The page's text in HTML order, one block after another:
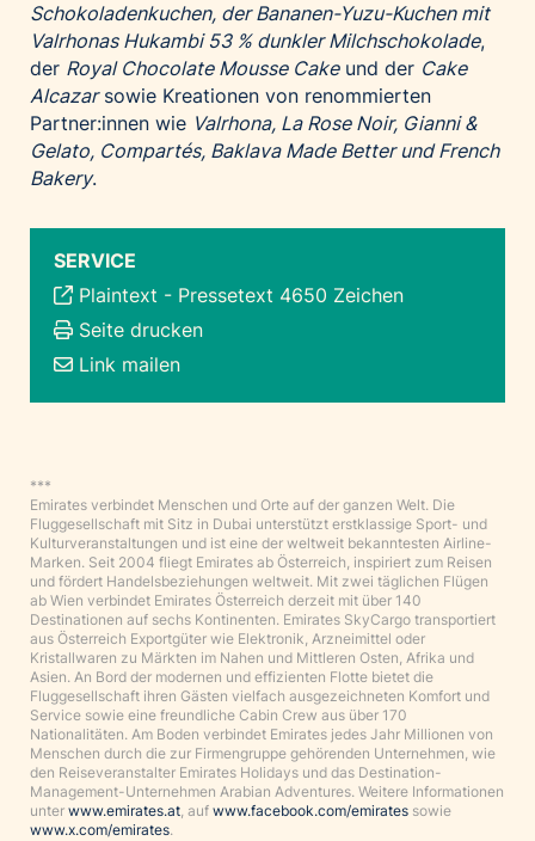
Schokoladenkuchen, der Bananen-Yuzu-Kuchen mit
Valrhonas Hukambi 53 % dunkler Milchschokolade,
der Royal Chocolate Mousse Cakeund der Cake
Alcazarsowie Kreationen von renommierten
Partner:innen wie Valrhona, La Rose Noir, Gianni &
Gelato, Compartés, Baklava Made Better und French
Bakery.
SERVICE
Plaintext - Pressetext 4650 Zeichen
Seite drucken
Link mailen
***
Emirates verbindet Menschen und Orte auf der ganzen Welt. Die
Fluggesellschaft mit Sitz in Dubai unterstützt erstklassige Sport- und
Kulturveranstaltungen und ist eine der weltweit bekanntesten Airline-
Marken. Seit 2004 fliegt Emirates ab Österreich, inspiriert zum Reisen
und fördert Handelsbeziehungen weltweit. Mit zwei täglichen Flügen
ab Wien verbindet Emirates Österreich derzeit mit über 140
Destinationen auf sechs Kontinenten. Emirates SkyCargo transportiert
aus Österreich Exportgüter wie Elektronik, Arzneimittel oder
Kristallwaren zu Märkten im Nahen und Mittleren Osten, Afrika und
Asien. An Bord der modernen und effizienten Flotte bietet die
Fluggesellschaft ihren Gästen vielfach ausgezeichneten Komfort und
Service sowie eine freundliche Cabin Crew aus über 170
Nationalitäten. Am Boden verbindet Emirates jedes Jahr Millionen von
Menschen durch die zur Firmengruppe gehörenden Unternehmen, wie
den Reiseveranstalter Emirates Holidays und das Destination-
Management-Unternehmen Arabian Adventures. Weitere Informationen
unter www.emirates.at, auf www.facebook.com/emirates sowie
www.x.com/emirates.